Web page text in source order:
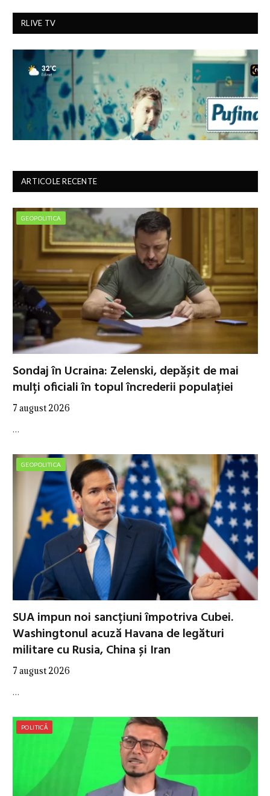
RLIVE TV
ARTICOLE RECENTE
GEOPOLITICA
Sondaj în Ucraina: Zelenski, depășit de mai
mulți oficiali în topul încrederii populației
7 august 2026
…
GEOPOLITICA
SUA impun noi sancțiuni împotriva Cubei.
Washingtonul acuză Havana de legături
militare cu Rusia, China și Iran
7 august 2026
…
POLITICĂ